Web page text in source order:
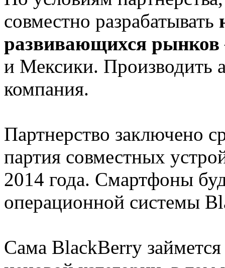
совместно разрабатывать
развивающихся рынков
и Мексики. Производить
компания.
Партнерство заключено
партия совместных
2014 года. Смартфоны
операционной системы
Сама BlackBerry займется